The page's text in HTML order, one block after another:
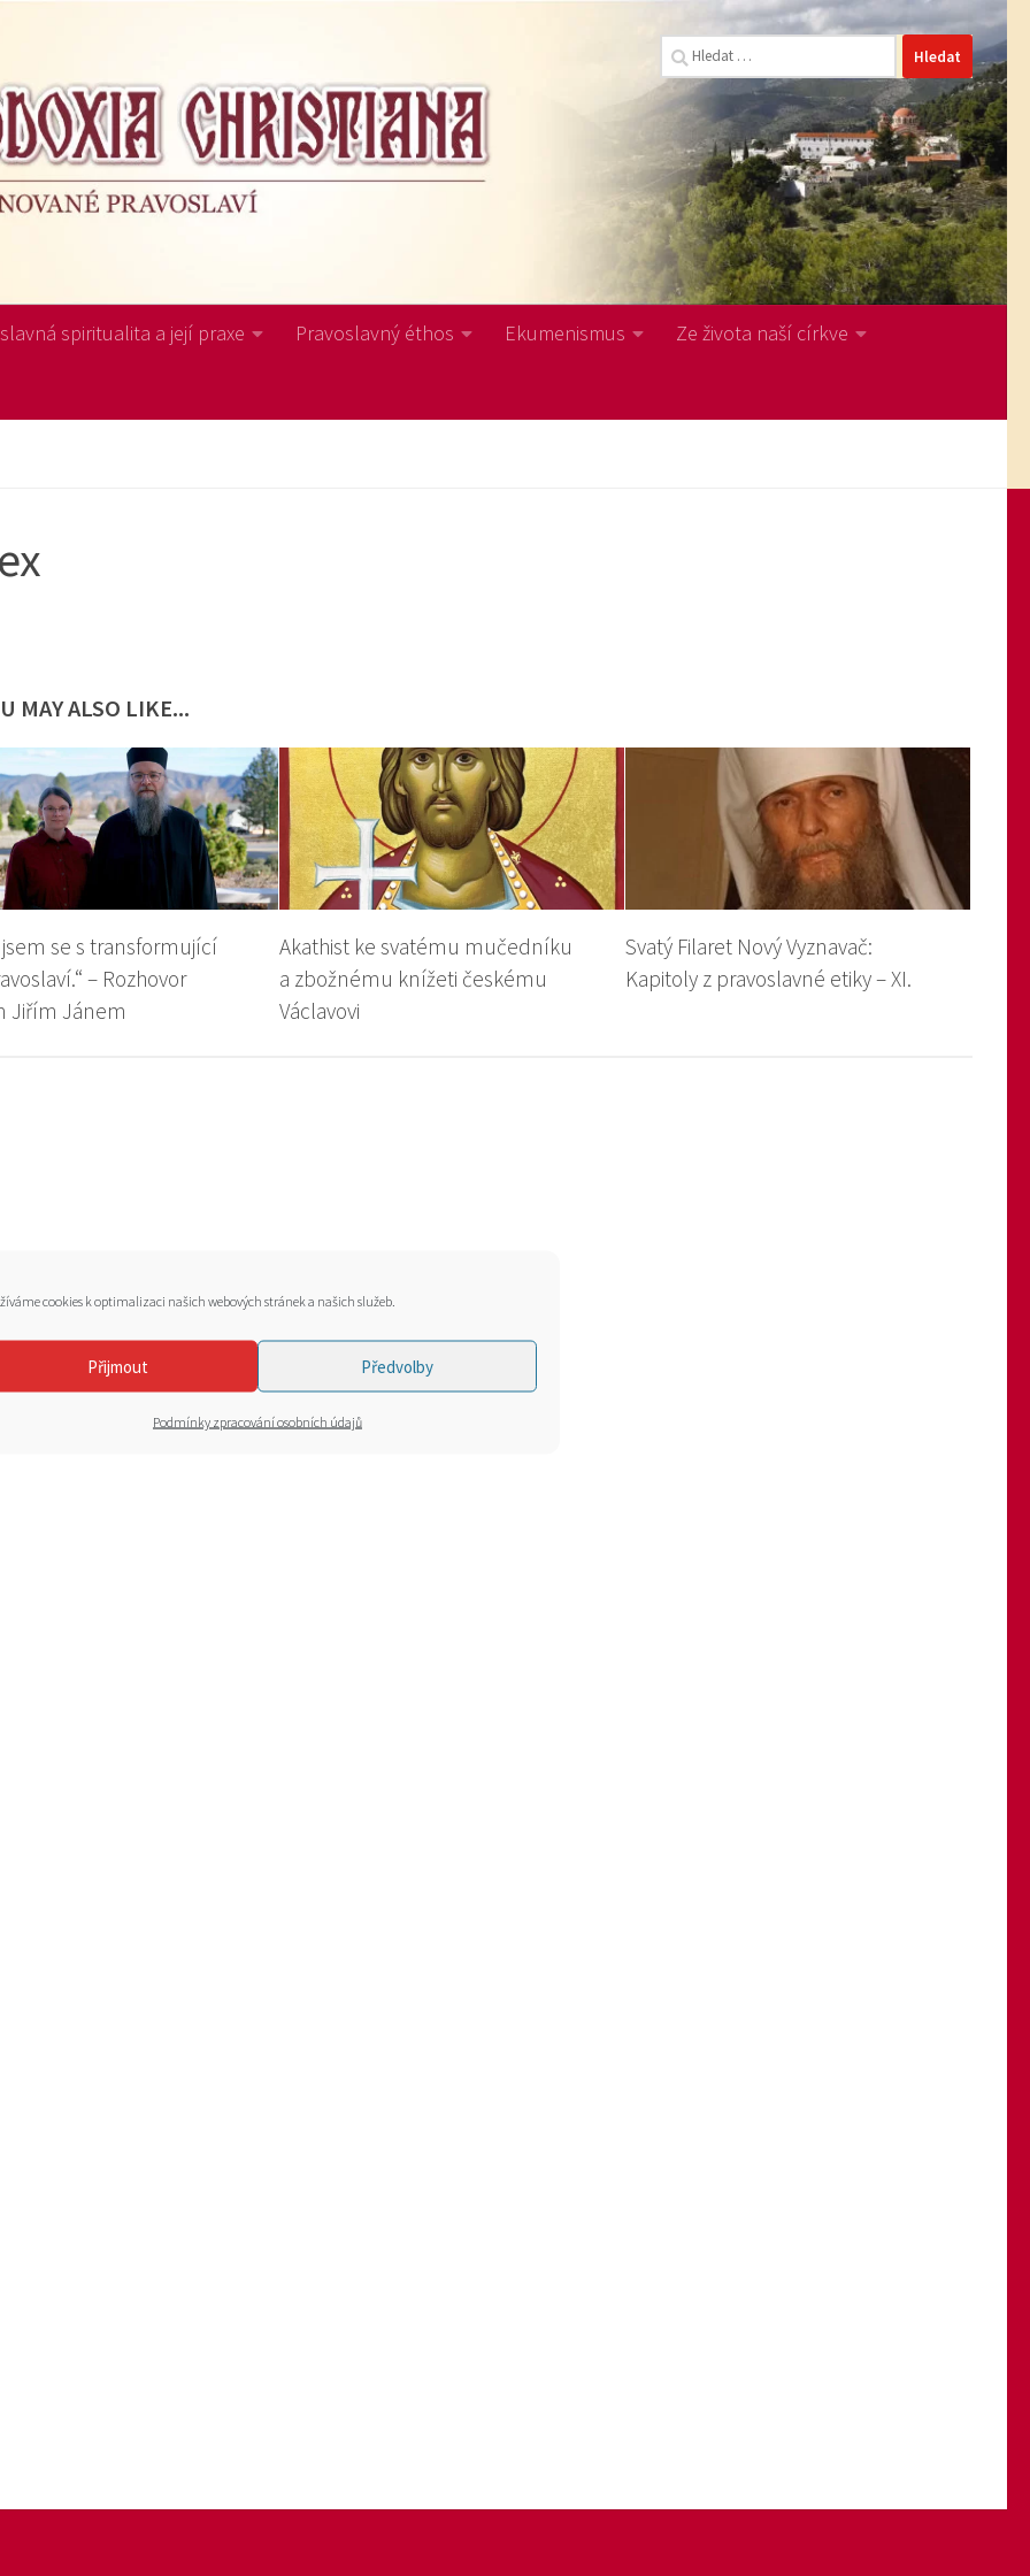
cookies k optimalizaci našich webových stránek a našich služeb.
Přijmout Předvolby
Podmínky zpracování osobních údajů
Vyhledávání
spiritualita a její praxe Pravoslavný éthos Ekumenismus Ze života naší církve
MAY ALSO LIKE...
jsem se s transformující
– Rozhovor
Jiřím Jánem
Akathist ke svatému mučedníku
a zbožnému knížeti českému
Václavovi
Svatý Filaret Nový Vyznavač:
Kapitoly z pravoslavné etiky – XI.